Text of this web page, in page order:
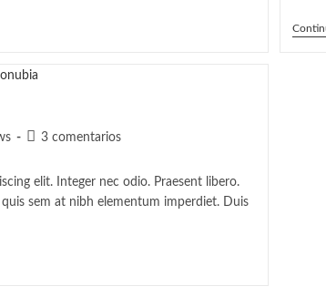
Comentarios
entrada:
3 comentarios
elit. Integer nec odio. Praesent libero.
sem at nibh elementum imperdiet. Duis